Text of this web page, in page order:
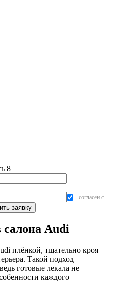
8
согласен с
салона Audi
плёнкой, тщательно кроя
Такой подход
готовые лекала не
каждого